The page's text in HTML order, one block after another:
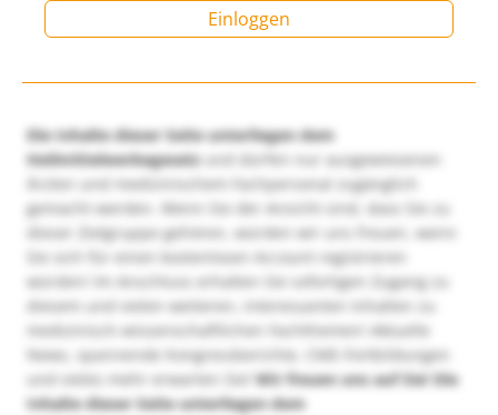
Einloggen
Die Inhalte dieser Seite unterliegen dem
Heilmittelwerbegesetzund dürfen nur ausgewiesenen
Ärzten und medizinischem Fachpersonal zugänglich
gemacht werden. Wenn Sie der Ansicht sind, dass Sie zu
dieser Zielgruppe gehören, würden wir uns freuen, wenn
Sie sich für einen kostenlosen Account registrieren
würden! Im Anschluss erhalten Sie sofortigen Zugang zu
diesem und vielen weiteren, interessanten Inhalten zu
medizinisch-wissenschaftlichen Fachthemen! Aktuelle
News, spannende Kongressberichte, CME-Fortbildungen
und vieles mehr erwarten Sie!Wir freuen uns auf Sie! Die
Inhalte dieser Seite unterliegen dem